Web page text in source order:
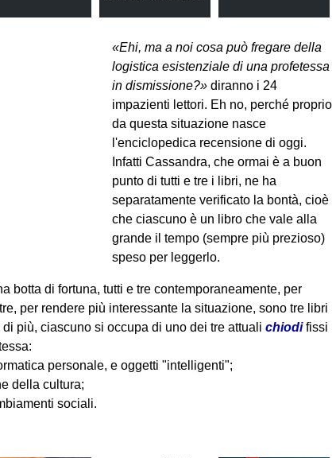
«Ehi, ma a noi cosa può fregare della
logistica esistenziale di una profetessa
in dismissione?»diranno i 24
impazienti lettori. Eh no, perché proprio
da questa situazione nasce
l'enciclopedica recensione di oggi.
Infatti Cassandra, che ormai è a buon
punto di tutti e tre i libri, ne ha
separatamente verificato la bontà, cioè
che ciascuno è un libro che vale alla
grande il tempo (sempre più prezioso)
speso per leggerlo.
botta di fortuna, tutti e tre contemporaneamente, per
per rendere più interessante la situazione, sono tre libri
più, ciascuno si occupa di uno dei tre attuali chiodifissi
personale, e oggetti "intelligenti";
della cultura;
sociali.